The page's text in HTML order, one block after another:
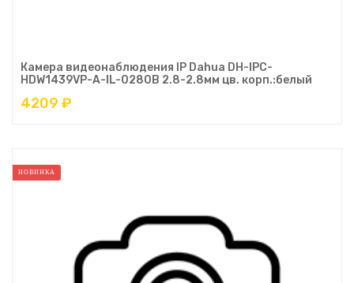
Камера видеонаблюдения IP Dahua DH-IPC-
HDW1439VP-A-IL-0280B 2.8-2.8мм цв. корп.:белый
4209 ₽
НОВИНКА